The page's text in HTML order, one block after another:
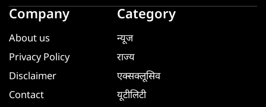
Company
About us
Privacy Policy
Disclaimer
Contact
Category
न्यूज
राज्य
एक्सक्लूसिव
यूटीलिटी